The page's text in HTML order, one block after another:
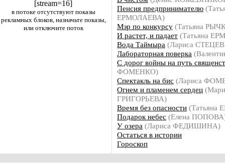
[stream=16]
в потоке отсутствуют показы
рекламных блоков, назначьте показы,
или отключите поток
Пенсия предпринимателю
ЕРМОЛАЕВА)
Мэр по конкурсу (Татьяна
И растет, и падает (Татьяна
Вода Таймыра (Лариса
Лабораторная поверка
С дорог войны на путь
ФОМЕНКО)
Спектакль на бис (Лариса
Огнем и пламенем сердец
ГРИГОРЬЕВА)
Время без опасности (Татьяна
Подарок небес (Елена
У озера (Лариса ФЕДИШИНА)
Остаться в истории
Гороскоп